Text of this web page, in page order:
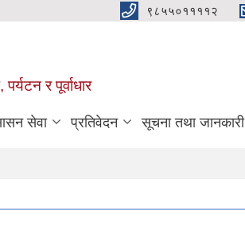
९८५५०११११२
र पूर्वाधार
सेवा प्रतिवेदन सूचना तथा जानकारी